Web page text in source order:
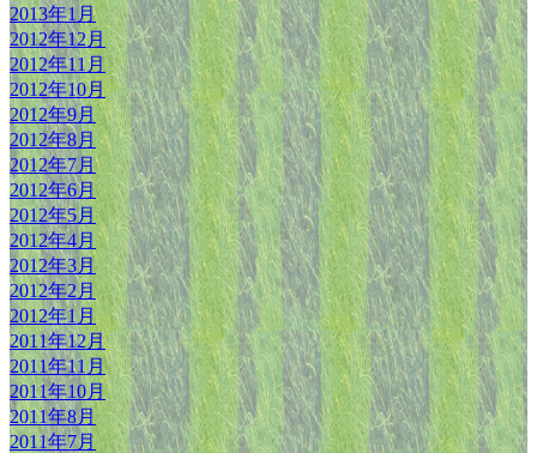
2013年1月
2012年12月
2012年11月
2012年10月
2012年9月
2012年8月
2012年7月
2012年6月
2012年5月
2012年4月
2012年3月
2012年2月
2012年1月
2011年12月
2011年11月
2011年10月
2011年8月
2011年7月